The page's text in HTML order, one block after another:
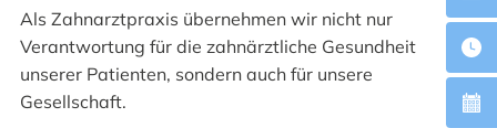
Als Zahnarztpraxis übernehmen wir nicht nur
Verantwortung für die zahnärztliche Gesundheit
unserer Patienten, sondern auch für unsere
Gesellschaft.